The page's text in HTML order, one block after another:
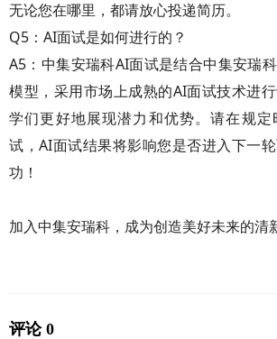
无论您在哪里，都请放心投递简历。
Q5：AI面试是如何进行的？
A5：中集安瑞科AI面试是结合中集安瑞
模型，采用市场上成熟的AI面试技术进
学们更好地展现潜力和优势。请在规
试，AI面试结果将影响您是否进入下一
功！
加入中集安瑞科，成为创造美好未来的清
评论 0